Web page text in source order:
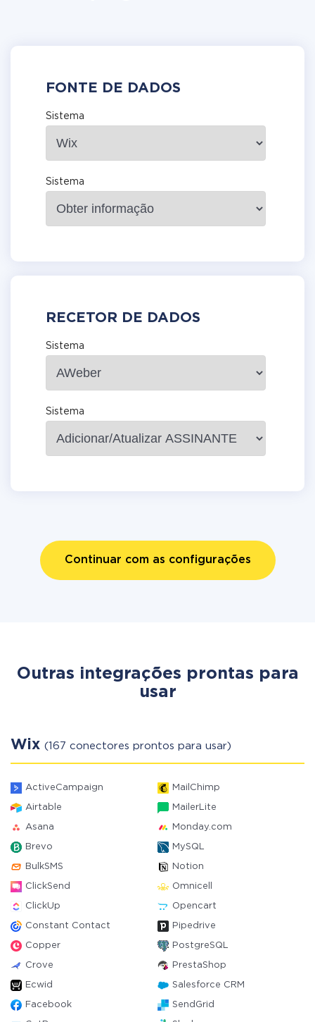
FONTE DE DADOS
Sistema
Sistema
RECETOR DE DADOS
Sistema
Sistema
Continuar com as configurações
Outras integrações prontas para
usar
Wix (167 conectores prontos para usar)
ActiveCampaign MailChimp
Airtable MailerLite
Asana Monday.com
Brevo MySQL
BulkSMS Notion
ClickSend Omnicell
ClickUp Opencart
Constant Contact Pipedrive
Copper PostgreSQL
Crove PrestaShop
Ecwid Salesforce CRM
Facebook SendGrid